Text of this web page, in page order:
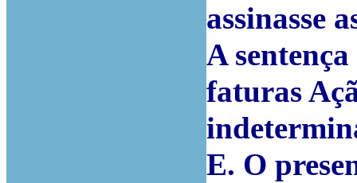
assinasse
A
faturas
E. O